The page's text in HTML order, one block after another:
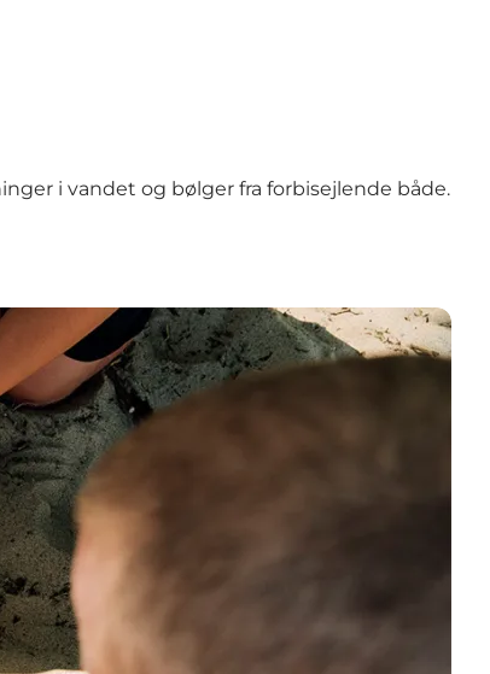
i vandet og bølger fra forbisejlende både.